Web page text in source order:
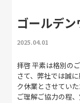
ゴールデ
2025.04.01
拝啓 平素は格別の
さて、弊社では誠
ク休業とさせていた
ご理解ご協力の程